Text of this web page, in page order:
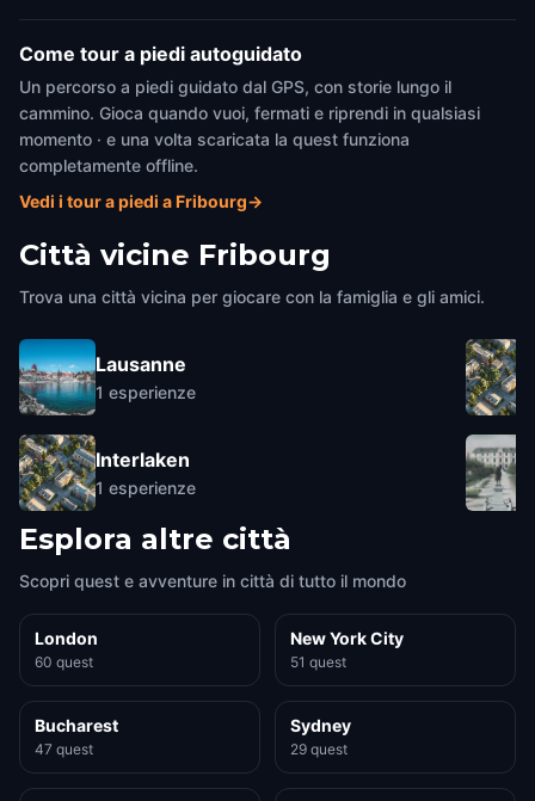
Come tour a piedi autoguidato
Un percorso a piedi guidato dal GPS, con storie lungo il
cammino. Gioca quando vuoi, fermati e riprendi in qualsiasi
momento · e una volta scaricata la quest funziona
completamente offline.
Vedi i tour a piedi a Fribourg→
Città vicine Fribourg
Trova una città vicina per giocare con la famiglia e gli amici.
Lausanne
1 esperienze
Interlaken
1 esperienze
Esplora altre città
Scopri quest e avventure in città di tutto il mondo
London
60 quest
New York City
51 quest
Bucharest
47 quest
Sydney
29 quest